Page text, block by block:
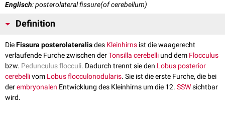
Englisch: posterolateral fissure(of cerebellum)
Definition
DieFissura posterolateralisdes Kleinhirns ist die waagerecht
verlaufende Furche zwischen derTonsilla cerebelli und dem Flocculus
bzw. Pedunculus flocculi. Dadurch trennt sie den Lobus posterior
cerebellivom Lobus flocculonodularis. Sie ist die erste Furche, die bei
derembryonalen Entwicklung des Kleinhirns um die 12. SSWsichtbar
wird.